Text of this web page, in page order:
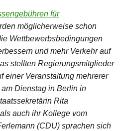
für
möglicherweise schon
Wettbewerbsbedingungen
und mehr Verkehr auf
stellten Regierungsmitglieder
einer Veranstaltung mehrerer
Dienstag in Berlin in
Rita
auch ihr Kollege vom
(CDU) sprachen sich